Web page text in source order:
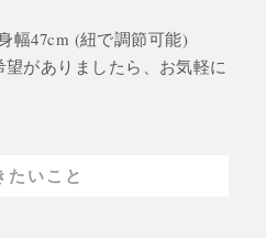
47cm (紐で調節可能)
がありましたら、お気軽に
たいこと